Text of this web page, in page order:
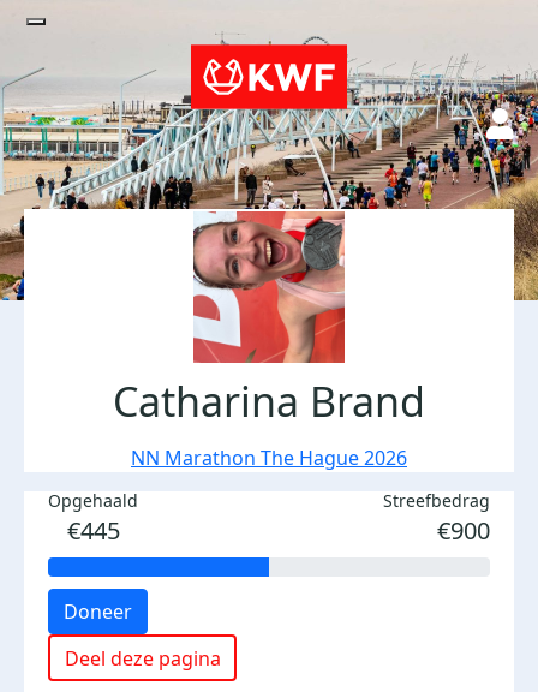
Catharina Brand
NN Marathon The Hague 2026
Opgehaald
€445
Streefbedrag
€900
Doneer
Deel deze pagina